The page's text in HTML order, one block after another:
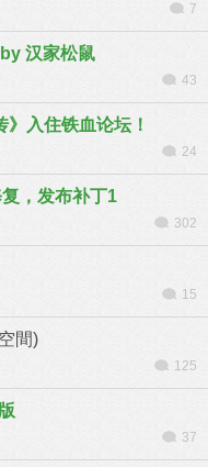
7
汉家松鼠
43
》入住铁血论坛！
24
，发布补丁1
302
15
間)
125
37